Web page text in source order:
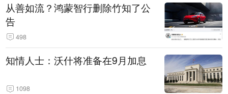
从善如流？鸿蒙智行删除竹知了公
告
498
知情人士：沃什将准备在9月加息
1098